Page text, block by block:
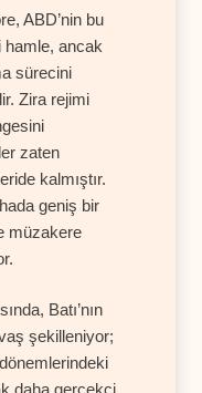
ABD’nin bu
hamle, ancak
sürecini
Zira rejimi
zaten
kalmıştır.
geniş bir
müzakere
Batı’nın
şekilleniyor;
daha gerçekçi